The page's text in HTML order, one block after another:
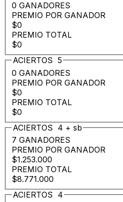
0 GANADORES
PREMIO POR GANADOR
$0
PREMIO TOTAL
$0
ACIERTOS 5
0 GANADORES
PREMIO POR GANADOR
$0
PREMIO TOTAL
$0
ACIERTOS 4 + sb
7 GANADORES
PREMIO POR GANADOR
$1.253.000
PREMIO TOTAL
$8.771.000
ACIERTOS 4